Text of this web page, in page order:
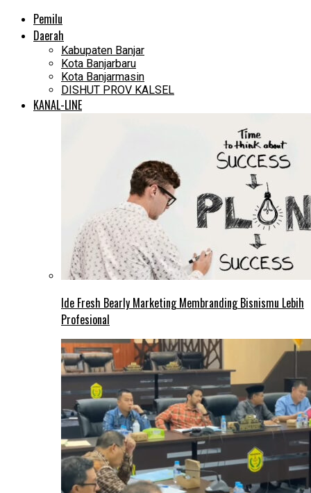
Pemilu
Daerah
Kabupaten Banjar
Kota Banjarbaru
Kota Banjarmasin
DISHUT PROV KALSEL
KANAL-LINE
Ide Fresh Bearly Marketing Membranding Bisnismu Lebih
Profesional